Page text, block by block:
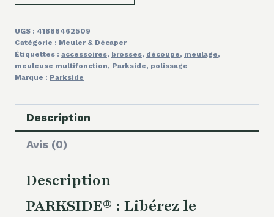
UGS : 41886462509
Catégorie : Meuler & Décaper
Étiquettes : accessoires, brosses, découpe, meulage,
meuleuse multifonction, Parkside, polissage
Marque : Parkside
Description
Avis (0)
Description
PARKSIDE® : Libérez le